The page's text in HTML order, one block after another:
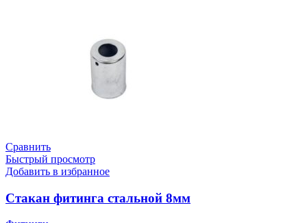
Сравнить
Быстрый просмотр
Добавить в избранное
Стакан фитинга стальной 8мм